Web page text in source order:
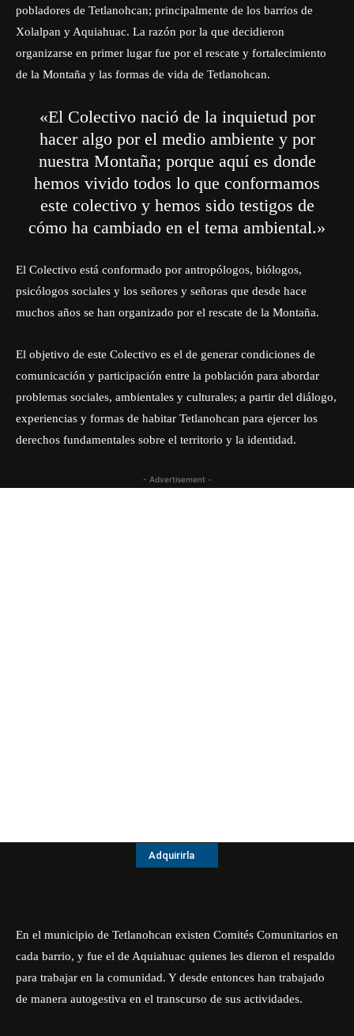
pobladores de Tetlanohcan; principalmente de los barrios de
Xolalpan y Aquiahuac. La razón por la que decidieron
organizarse en primer lugar fue por el rescate y fortalecimiento
de la Montaña y las formas de vida de Tetlanohcan.
«El Colectivo nació de la inquietud por
hacer algo por el medio ambiente y por
nuestra Montaña; porque aquí es donde
hemos vivido todos lo que conformamos
este colectivo y hemos sido testigos de
cómo ha cambiado en el tema ambiental.»
El Colectivo está conformado por antropólogos, biólogos,
psicólogos sociales y los señores y señoras que desde hace
muchos años se han organizado por el rescate de la Montaña.
El objetivo de este Colectivo es el de generar condiciones de
comunicación y participación entre la población para abordar
problemas sociales, ambientales y culturales; a partir del diálogo,
experiencias y formas de habitar Tetlanohcan para ejercer los
derechos fundamentales sobre el territorio y la identidad.
- Advertisement -
Adquirirla
En el municipio de Tetlanohcan existen Comités Comunitarios en
cada barrio, y fue el de Aquiahuac quienes les dieron el respaldo
para trabajar en la comunidad. Y desde entonces han trabajado
de manera autogestiva en el transcurso de sus actividades.